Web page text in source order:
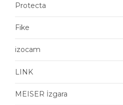
Protecta
Fike
izocam
LINK
MEISER İzgara